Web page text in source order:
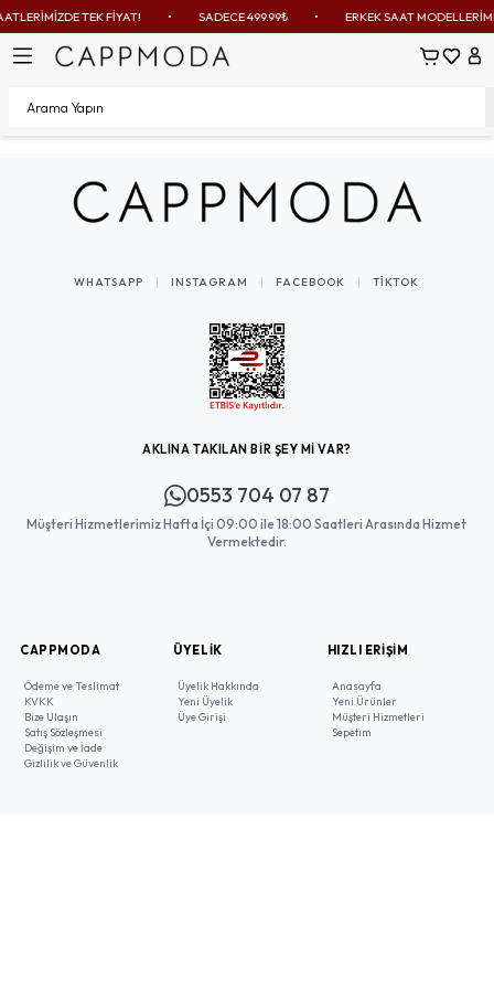
TEK FİYAT! SADECE 499.99₺ ERKEK SAAT
Sepetim
WHATSAPP INSTAGRAM FACEBOOK TIKTOK
AKLINA TAKILAN BİR ŞEY Mİ VAR?
0553 704 07 87
Müşteri Hizmetlerimiz Hafta İçi 09:00 ile 18:00 Saatleri Arasında Hizmet
Vermektedir.
CAPPMODA
Ödeme ve Teslimat
KVKK
Bize Ulaşın
Satış Sözleşmesi
Değişim ve İade
Gizlilik ve Güvenlik
ÜYELIK
Üyelik Hakkında
Yeni Üyelik
Üye Girişi
HIZLI ERIŞIM
Anasayfa
Yeni Ürünler
Müşteri Hizmetleri
Sepetim